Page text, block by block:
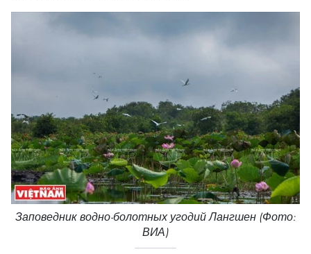
Заповедник водно-болотных угодий Лангшен (Фото:
ВИА)